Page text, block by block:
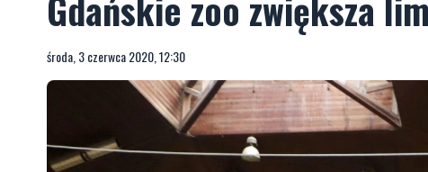
środa, 3 czerwca 2020, 12:30